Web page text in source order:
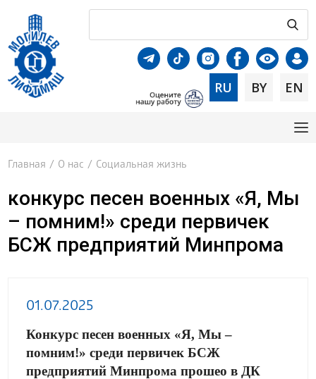
RU BY EN
Главная / О нас / Социальная жизнь
конкурс песен военных «Я, Мы
– помним!» среди первичек
БСЖ предприятий Минпрома
01.07.2025
Конкурс песен военных «Я, Мы –
помним!» среди первичек БСЖ
предприятий Минпрома прошео в ДК